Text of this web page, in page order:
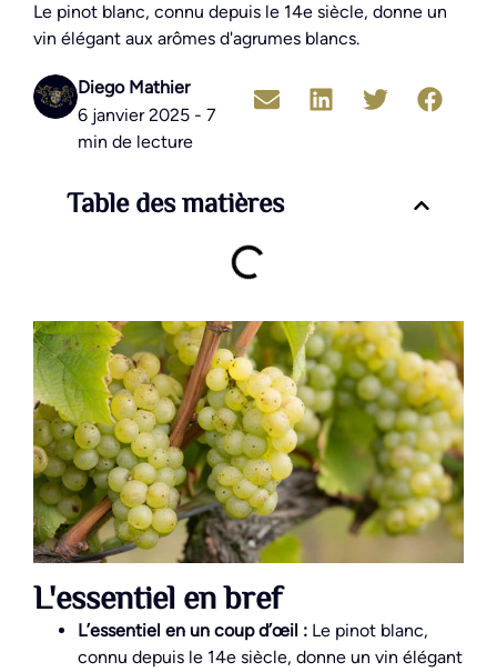
Le pinot blanc, connu depuis le 14e siècle, donne un
vin élégant aux arômes d'agrumes blancs.
Diego Mathier
6 janvier 2025 - 7
min de lecture
Table des matières
L'essentiel en bref
L’essentiel en un coup d’œil : Le pinot blanc,
connu depuis le 14e siècle, donne un vin élégant